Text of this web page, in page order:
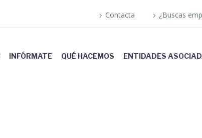
Contacta ¿Buscas
INFÓRMATE QUÉ HACEMOS ENTIDADES